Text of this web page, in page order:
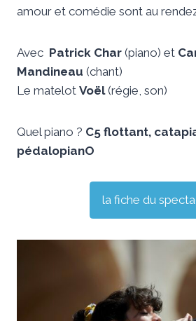
amour et comédie sont au
Avec Patrick Char (piano) et
Mandineau (chant)
Le matelot Voël(régie, son)
Quel piano ? C5 flottant,
pédalopianO
la fiche du